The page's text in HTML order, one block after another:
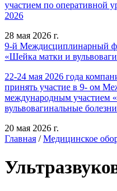
участием по оперативной
2026
28 мая 2026 г.
9-й Междисциплинарный
«Шейка матки и
22-24 мая 2026 года
принять участие в 9- ом
международным участием
вульвовагинальные
20 мая 2026 г.
Главная / Медицинское